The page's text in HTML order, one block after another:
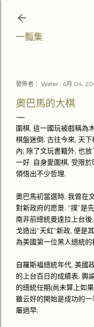
一瓢集
發佈者： Water 6月 04,
奧巴馬的大棋
圍棋, 這一國玩被戲稱為
棋盤迷倒. 古往今來, 天
內, 除了文玩書籍外, 也
一好. 自身愛圍棋, 受限
領悟出不少哲理.
奧巴馬初當選時, 我曾在
對新政府的愿景. “撲”是
南非前總統曼達拉上台
戈造出“天虹”新政, 便是
為美國第一位黑人總統
自羅斯福總統年代, 美國
的上台百日的成績表, 輿
的總統任期(尚未算上如
雖云好的開始是成功的
屬過早.